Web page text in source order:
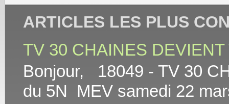
ARTICLES LES PLUS
TV 30 CHAINES
Bonjour, 18049 - TV 30
du 5N MEV samedi 22